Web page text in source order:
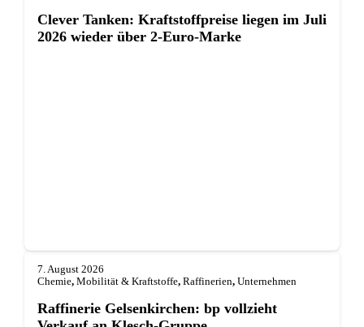
Clever Tanken: Kraftstoffpreise liegen im Juli
2026 wieder über 2-Euro-Marke
7. August 2026
Chemie, Mobilität & Kraftstoffe, Raffinerien, Unternehmen
Raffinerie Gelsenkirchen: bp vollzieht